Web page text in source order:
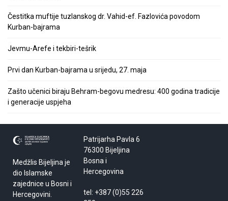
Čestitka muftije tuzlanskog dr. Vahid-ef. Fazlovića povodom
Kurban-bajrama
Jevmu-Arefe i tekbiri-tešrik
Prvi dan Kurban-bajrama u srijedu, 27. maja
Zašto učenici biraju Behram-begovu medresu: 400 godina tradicije
i generacije uspjeha
Medžlis Bijeljina je
dio Islamske
zajednice u Bosni i
Hercegovini.
Patrijarha Pavla 6
76300 Bijeljina
Bosna i
Hercegovina
tel: +387 (0)55 226